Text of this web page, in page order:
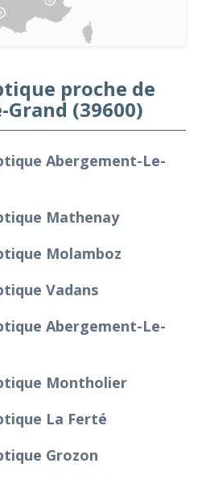
proche de
(39600)
Abergement-Le-
Mathenay
Molamboz
Vadans
Abergement-Le-
Montholier
La Ferté
Grozon